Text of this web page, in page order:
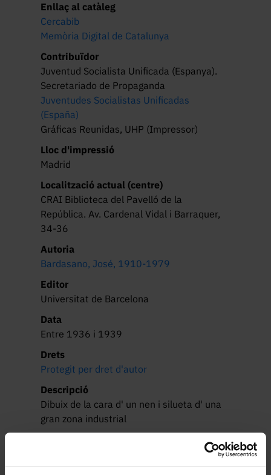
Enllaç al catàleg
Cercabib
Memòria Digital de Catalunya
Contribuïdor
Juventud Socialista Unificada (Espanya).
Secretariado de Propaganda
Juventudes Socialistas Unificadas
(España)
Gráficas Reunidas, UHP (Impressor)
Lloc d'impressió
Madrid
Localització actual (centre)
CRAI Biblioteca del Pavelló de la
República. Av. Cardenal Vidal i Barraquer,
34-36
Autoria
Bardasano, José, 1910-1979
Editor
Universitat de Barcelona
Data
Entre 1936 i 1939
Drets
Protegit per dret d'autor
Descripció
Dibuix de la cara d' un nen i silueta d' una
gran zona industrial